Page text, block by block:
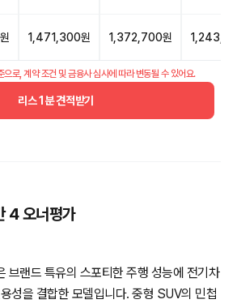
1,471,300원 1,372,700원
으로, 계약 조건 및 금융사 심사에 따라 변동될 수 있어요.
리스 1분 견적받기
4 오너평가
브랜드 특유의 스포티한 주행 성능에 전기차
성을 결합한 모델입니다. 중형 SUV의 민첩